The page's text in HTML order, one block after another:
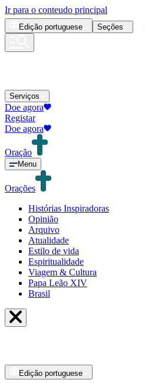
Ir para o conteudo principal
Edição portuguese Seções
Serviços
Doe agora
Registar
Doe agora
Oração
Menu
Orações
Histórias Inspiradoras
Opinião
Arquivo
Atualidade
Estilo de vida
Espiritualidade
Viagem & Cultura
Papa Leão XIV
Brasil
Edição portuguese